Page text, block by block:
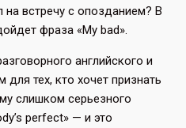
встречу с опозданием? В
фраза «My bad».
английского и
тех, кто хочет признать
слишком серьезного
perfect» — и это